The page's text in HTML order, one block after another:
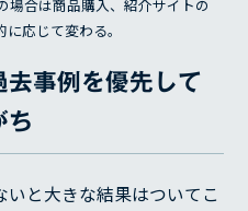
合は商品購入、紹介サイトの
応じて変わる。
去事例を優先して
ち
と大きな結果はついてこ